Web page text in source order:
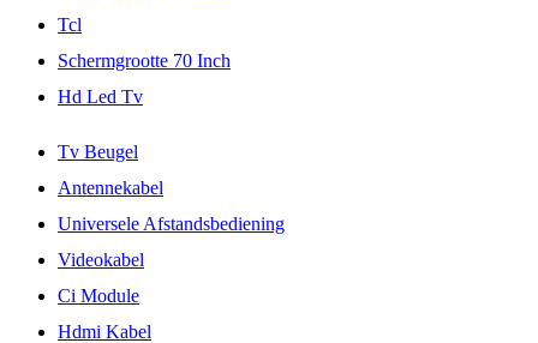
Tcl
Schermgrootte 70 Inch
Hd Led Tv
Tv Beugel
Antennekabel
Universele Afstandsbediening
Videokabel
Ci Module
Hdmi Kabel